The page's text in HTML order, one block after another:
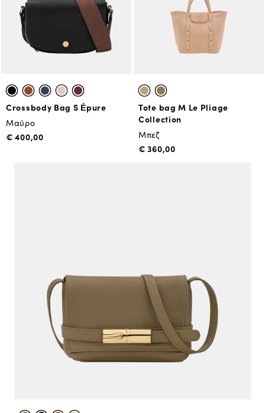
Crossbody Bag S Épure
Μαύρο
€ 400,00
Tote bag M Le Pliage
Collection
Μπεζ
€ 360,00